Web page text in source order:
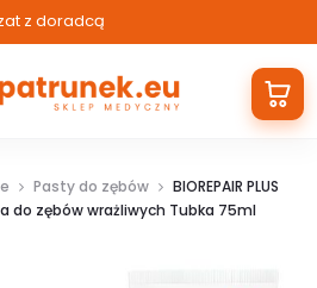
z doradcą
Pasty do zębów
BIOREPAIR PLUS
do zębów wrażliwych Tubka 75ml